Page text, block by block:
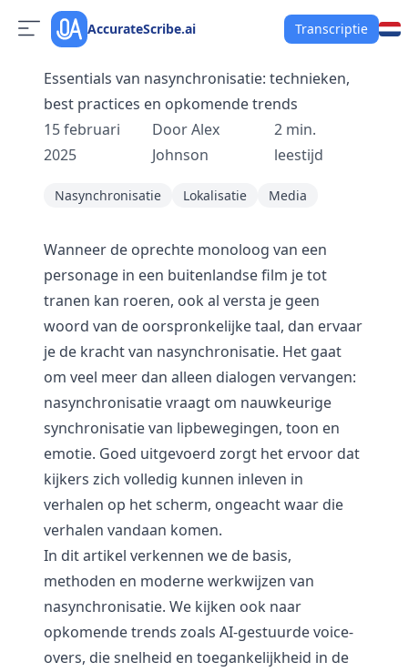
AccurateScribe.ai Transcriptie
Essentials van nasynchronisatie: technieken,
best practices en opkomende trends
15 februari
2025
DoorAlex
Johnson
2 min.
leestijd
Nasynchronisatie Lokalisatie Media
Wanneer de oprechte monoloog van een
personage in een buitenlandse film je tot
tranen kan roeren, ook al versta je geen
woord van de oorspronkelijke taal, dan ervaar
je de kracht van nasynchronisatie. Het gaat
om veel meer dan alleen dialogen vervangen:
nasynchronisatie vraagt om nauwkeurige
synchronisatie van lipbewegingen, toon en
emotie. Goed uitgevoerd zorgt het ervoor dat
kijkers zich volledig kunnen inleven in
verhalen op het scherm, ongeacht waar die
verhalen vandaan komen.
In dit artikel verkennen we de basis,
methoden en moderne werkwijzen van
nasynchronisatie. We kijken ook naar
opkomende trends zoals AI-gestuurde voice-
overs, die snelheid en toegankelijkheid in de